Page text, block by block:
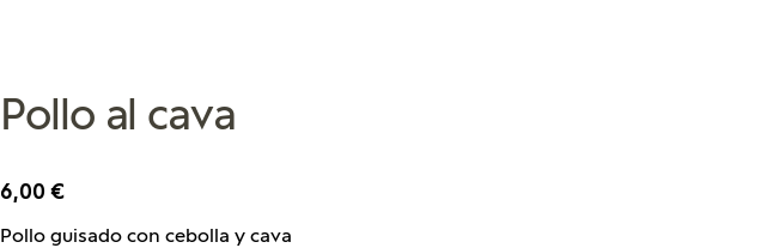
Pollo al cava
6,00 €
Pollo guisado con cebolla y cava